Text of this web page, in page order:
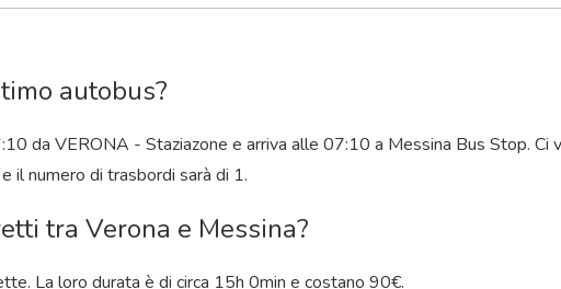
autobus?
da VERONA - Staziazone e arriva alle 07:10 a Messina Bus Stop. Ci
il numero di trasbordi sarà di 1.
tra Verona e Messina?
La loro durata è di circa 15h 0min e costano 90€.